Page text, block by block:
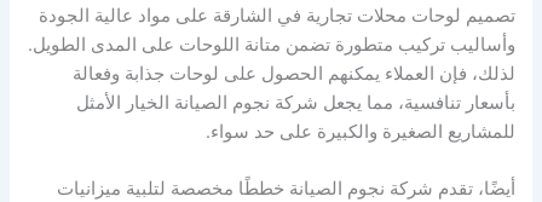
تصميم لوحات محلات تجارية في الشارقة على مواد عالية الجودة
وأساليب تركيب متطورة تضمن متانة اللوحات على المدى الطويل.
لذلك، فإن العملاء يمكنهم الحصول على لوحات جذابة وفعالة
بأسعار تنافسية، مما يجعل شركة نجوم الصيانة الخيار الأمثل
للمشاريع الصغيرة والكبيرة على حد سواء.
أيضًا، تقدم شركة نجوم الصيانة خططًا مخصصة لتلبية ميزانيات